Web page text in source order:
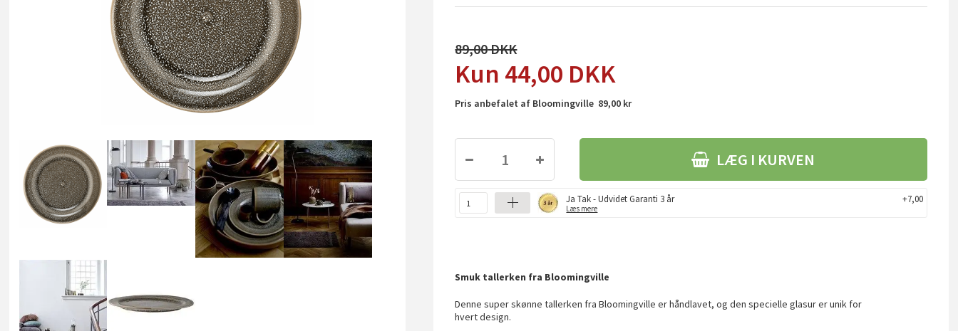
89,00
44,00 DKK
Pris anbefalet af Bloomingville 89,00 kr
LÆG I KURVEN
Ja Tak - Udvidet Garanti 3 år
Læs mere
+7,00
Smuk tallerken fra Bloomingville
Denne super skønne tallerken fra Bloomingville er håndlavet, og den specielle glasur er unik for
hvert design.